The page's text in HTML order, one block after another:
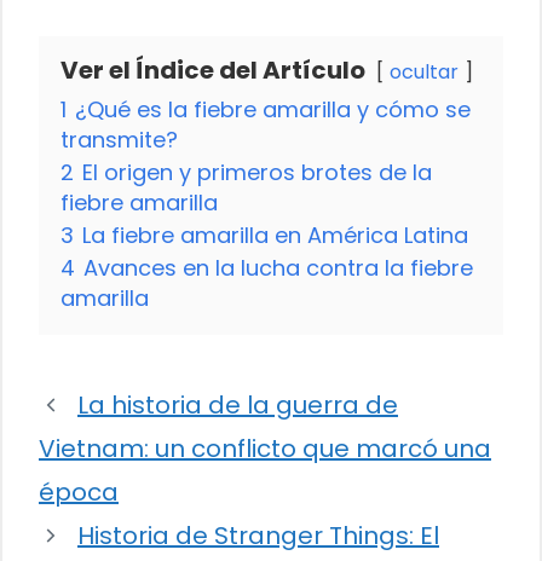
Ver el Índice del Artículo ocultar
1 ¿Qué es la fiebre amarilla y cómo se
transmite?
2 El origen y primeros brotes de la
fiebre amarilla
3 La fiebre amarilla en América Latina
4 Avances en la lucha contra la fiebre
amarilla
La historia de la guerra de
Vietnam: un conflicto que marcó una
época
Historia de Stranger Things: El